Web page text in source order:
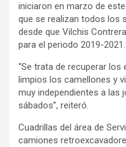
iniciaron en marzo de
que se realizan todos los
desde que Vilchis
para el periodo 2019-2021.
“Se trata de recuperar
limpios los camellones y
muy independientes a las
sábados”, reiteró.
Cuadrillas del área de
camiones